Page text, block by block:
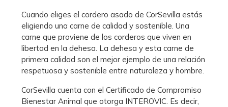
Cuando eliges el cordero asado de CorSevilla estás
eligiendo una carne de calidad y sostenible. Una
carne que proviene de los corderos que viven en
libertad en la dehesa. La dehesa y esta carne de
primera calidad son el mejor ejemplo de una relación
respetuosa y sostenible entre naturaleza y hombre.
CorSevilla cuenta con el Certificado de Compromiso
Bienestar Animal que otorga INTEROVIC. Es decir,